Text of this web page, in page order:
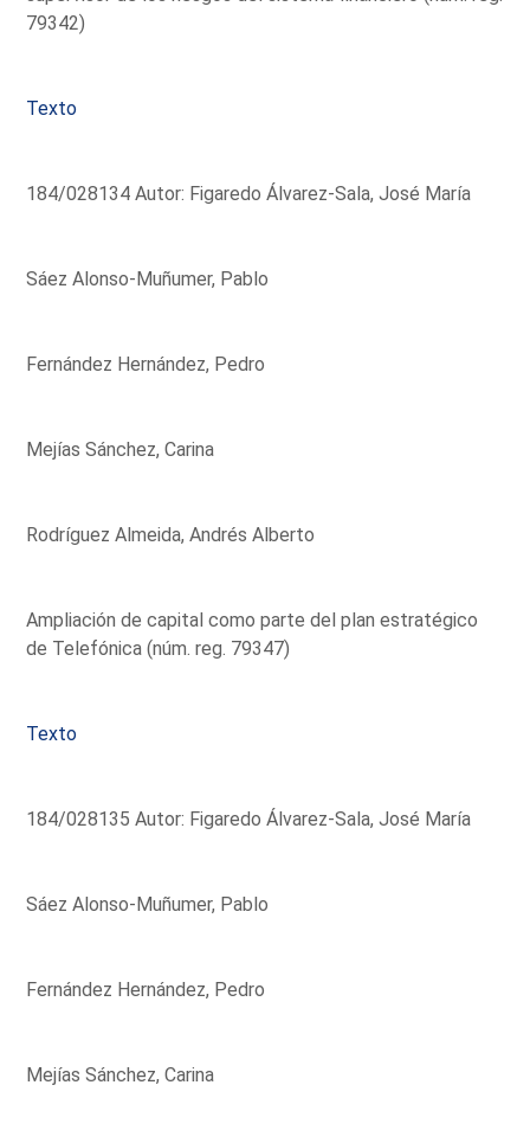
79342)
Texto
184/028134 Autor: Figaredo Álvarez-Sala, José María
Sáez Alonso-Muñumer, Pablo
Fernández Hernández, Pedro
Mejías Sánchez, Carina
Rodríguez Almeida, Andrés Alberto
Ampliación de capital como parte del plan estratégico
de Telefónica (núm. reg. 79347)
Texto
184/028135 Autor: Figaredo Álvarez-Sala, José María
Sáez Alonso-Muñumer, Pablo
Fernández Hernández, Pedro
Mejías Sánchez, Carina